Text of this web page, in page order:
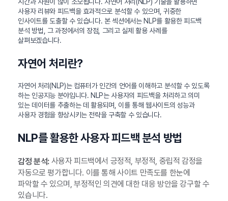
시간과 자원이 많이 소모됩니다. 자연어 처리(NLP) 기술을 활용하면
사용자 리뷰와 피드백을 효과적으로 분석할 수 있으며, 귀중한
인사이트를 도출할 수 있습니다. 본 섹션에서는 NLP를 활용한 피드백
분석 방법, 그 과정에서의 장점, 그리고 실제 활용 사례를
살펴보겠습니다.
자연어 처리란?
자연어 처리(NLP)는 컴퓨터가 인간의 언어를 이해하고 분석할 수 있도록
하는 인공지능 분야입니다. NLP는 사용자의 피드백을 처리하고 의미
있는 데이터를 추출하는 데 활용되며, 이를 통해 웹사이트의 성능과
사용자 경험을 향상시키는 전략을 구축할 수 있습니다.
NLP를 활용한 사용자 피드백 분석 방법
감정 분석:사용자 피드백에서 긍정적, 부정적, 중립적 감정을
자동으로 평가합니다. 이를 통해 사이트 만족도를 한눈에
파악할 수 있으며, 부정적인 의견에 대한 대응 방안을 강구할 수
있습니다.